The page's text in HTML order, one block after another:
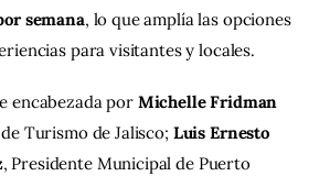
semana, lo que amplía las opciones
para visitantes y locales.
encabezada por Michelle Fridman
Turismo de Jalisco; Luis Ernesto
, Presidente Municipal de Puerto